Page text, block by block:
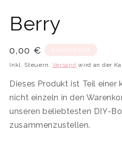
Berry
Normaler
Preis
0,00 €
Inkl. Steuern. Versand wird an der
Dieses Produkt ist Teil einer
nicht einzeln in den
unseren beliebtesten DIY-
zusammenzustellen.